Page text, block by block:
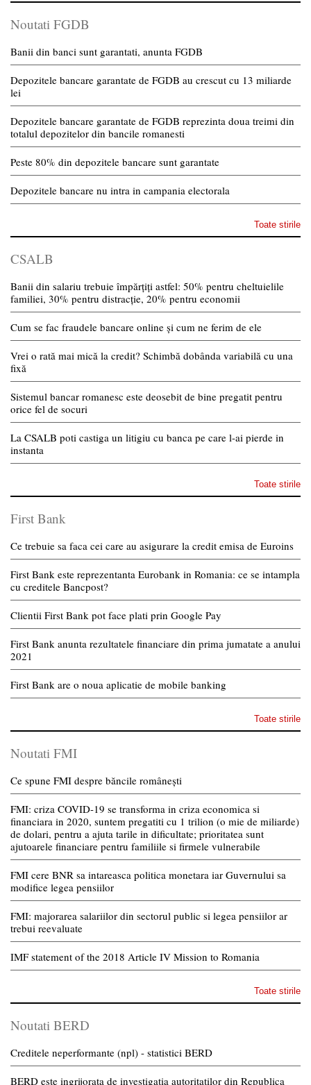
Noutati FGDB
Banii din banci sunt garantati, anunta FGDB
Depozitele bancare garantate de FGDB au crescut cu 13 miliarde
lei
Depozitele bancare garantate de FGDB reprezinta doua treimi din
totalul depozitelor din bancile romanesti
Peste 80% din depozitele bancare sunt garantate
Depozitele bancare nu intra in campania electorala
Toate stirile
CSALB
Banii din salariu trebuie împărțiți astfel: 50% pentru cheltuielile
familiei, 30% pentru distracție, 20% pentru economii
Cum se fac fraudele bancare online și cum ne ferim de ele
Vrei o rată mai mică la credit? Schimbă dobânda variabilă cu una
fixă
Sistemul bancar romanesc este deosebit de bine pregatit pentru
orice fel de socuri
La CSALB poti castiga un litigiu cu banca pe care l-ai pierde in
instanta
Toate stirile
First Bank
Ce trebuie sa faca cei care au asigurare la credit emisa de Euroins
First Bank este reprezentanta Eurobank in Romania: ce se intampla
cu creditele Bancpost?
Clientii First Bank pot face plati prin Google Pay
First Bank anunta rezultatele financiare din prima jumatate a anului
2021
First Bank are o noua aplicatie de mobile banking
Toate stirile
Noutati FMI
Ce spune FMI despre băncile românești
FMI: criza COVID-19 se transforma in criza economica si
financiara in 2020, suntem pregatiti cu 1 trilion (o mie de miliarde)
de dolari, pentru a ajuta tarile in dificultate; prioritatea sunt
ajutoarele financiare pentru familiile si firmele vulnerabile
FMI cere BNR sa intareasca politica monetara iar Guvernului sa
modifice legea pensiilor
FMI: majorarea salariilor din sectorul public si legea pensiilor ar
trebui reevaluate
IMF statement of the 2018 Article IV Mission to Romania
Toate stirile
Noutati BERD
Creditele neperformante (npl) - statistici BERD
BERD este ingrijorata de investigatia autoritatilor din Republica